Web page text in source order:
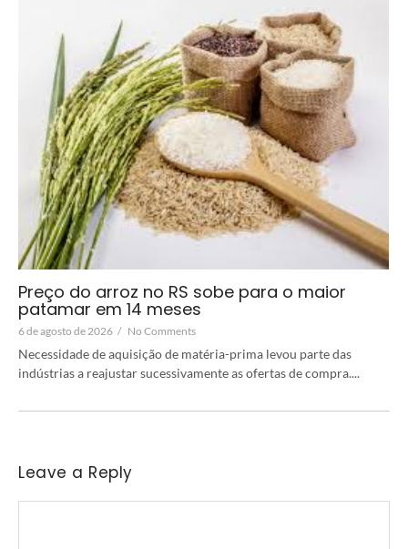
Preço do arroz no RS sobe para o maior
patamar em 14 meses
6 de agosto de 2026 / No Comments
Necessidade de aquisição de matéria-prima levou parte das
indústrias a reajustar sucessivamente as ofertas de compra....
Leave a Reply